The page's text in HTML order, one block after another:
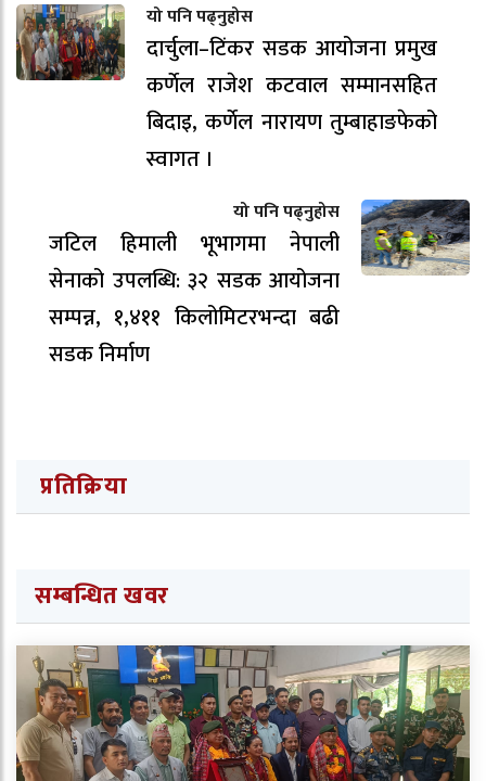
यो पनि पढ्नुहोस
दार्चुला–टिंकर सडक आयोजना प्रमुख
कर्णेल राजेश कटवाल सम्मानसहित
बिदाइ, कर्णेल नारायण तुम्बाहाङफेको
स्वागत ।
यो पनि पढ्नुहोस
जटिल हिमाली भूभागमा नेपाली
सेनाको उपलब्धि: ३२ सडक आयोजना
सम्पन्न, १,४११ किलोमिटरभन्दा बढी
सडक निर्माण
प्रतिक्रिया
सम्बन्धित खवर